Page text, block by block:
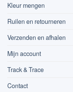
Kleur mengen
Ruilen en retourneren
Verzenden en afhalen
Mijn account
Track & Trace
Contact